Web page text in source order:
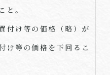
と。
付け等の価格（略）が
け等の価格を下回るこ